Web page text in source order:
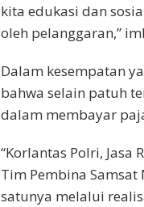
kita edukasi dan
oleh pelanggaran,”
Dalam kesempatan
bahwa selain patuh
dalam membayar
“Korlantas Polri, Jasa
Tim Pembina
satunya melalui